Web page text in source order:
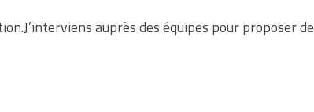
auprès des équipes pour proposer